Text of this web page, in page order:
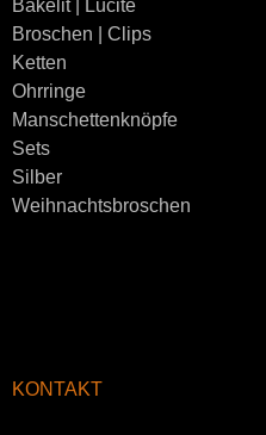
Bakelit | Lucite
Broschen | Clips
Ketten
Ohrringe
Manschettenknöpfe
Sets
Silber
Weihnachtsbroschen
KONTAKT